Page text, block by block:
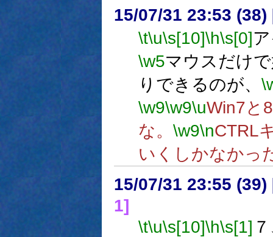
15/07/31 23:53 (38)
\t\u\s[10]\h\s[0]
\w5マウスだけ
りできるのが、
\w9\w9\uWin7と
な。 \w9\nCTRL
いくしかなかっ
15/07/31 23:55 (39)
1]
\t\u\s[10]\h\s[1]